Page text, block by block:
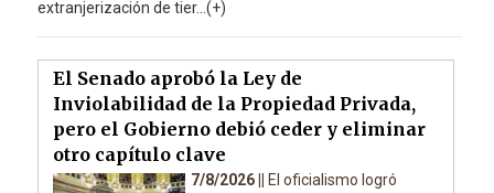
extranjerización de tier...(+)
El Senado aprobó la Ley de
Inviolabilidad de la Propiedad Privada,
pero el Gobierno debió ceder y eliminar
otro capítulo clave
7/8/2026 ||
El oficialismo logró